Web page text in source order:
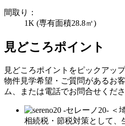
間取り：
1K (専有面積28.8㎡)
見どころポイント
見どころポイントをピックアップ
物件見学希望・ご質問があるお
ム、または電話でお問合せくださ
相続税・節税対策として、